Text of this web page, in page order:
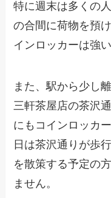
特に週末は多くの
の合間に荷物を預
インロッカーは強
また、駅から少し
三軒茶屋店の茶沢
にもコインロッカ
日は茶沢通りが歩
を散策する予定の
ません。